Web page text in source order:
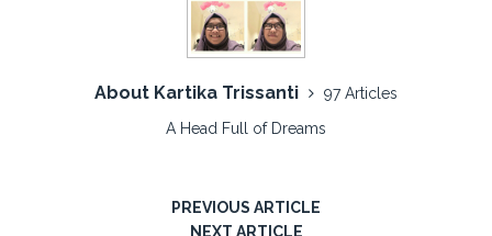
About Kartika Trissanti
97 Articles
A Head Full of Dreams
PREVIOUS ARTICLE
NEXT ARTICLE